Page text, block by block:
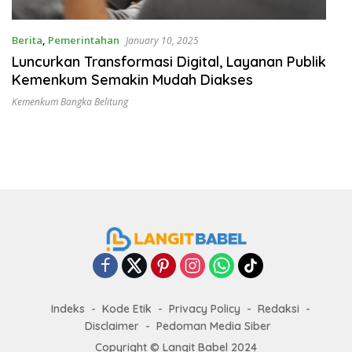
Berita, Pemerintahan January 10, 2025
Luncurkan Transformasi Digital, Layanan Publik
Kemenkum Semakin Mudah Diakses
Kemenkum Bangka Belitung
Indeks Kode Etik Privacy Policy
Redaksi
Disclaimer
Pedoman Media Siber
Copyright © Langit Babel 2024